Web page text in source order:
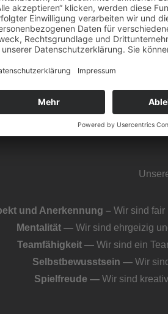
Entwicklung von
unserer Spielerinnen und
und Anerkennung – Wir sind fair
Mentalität —Wir sind ehrgeizig
Teamfähigkeit — Wir sind ein
Selbstbewusstsein — Wir
Spielfreude — Wir sind